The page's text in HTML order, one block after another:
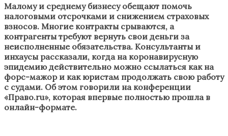
Малому и среднему бизнесу обещают помочь
налоговыми отсрочками и снижением страховых
взносов. Многие контракты срываются, а
контрагенты требуют вернуть свои деньги за
неисполненные обязательства. Консультанты и
инхаусы рассказали, когда на коронавирусную
эпидемию действительно можно ссылаться как на
форс-мажор и как юристам продолжать свою работу
с судами. Об этом говорили на конференции
«Право.ru», которая впервые полностью прошла в
онлайн-формате.